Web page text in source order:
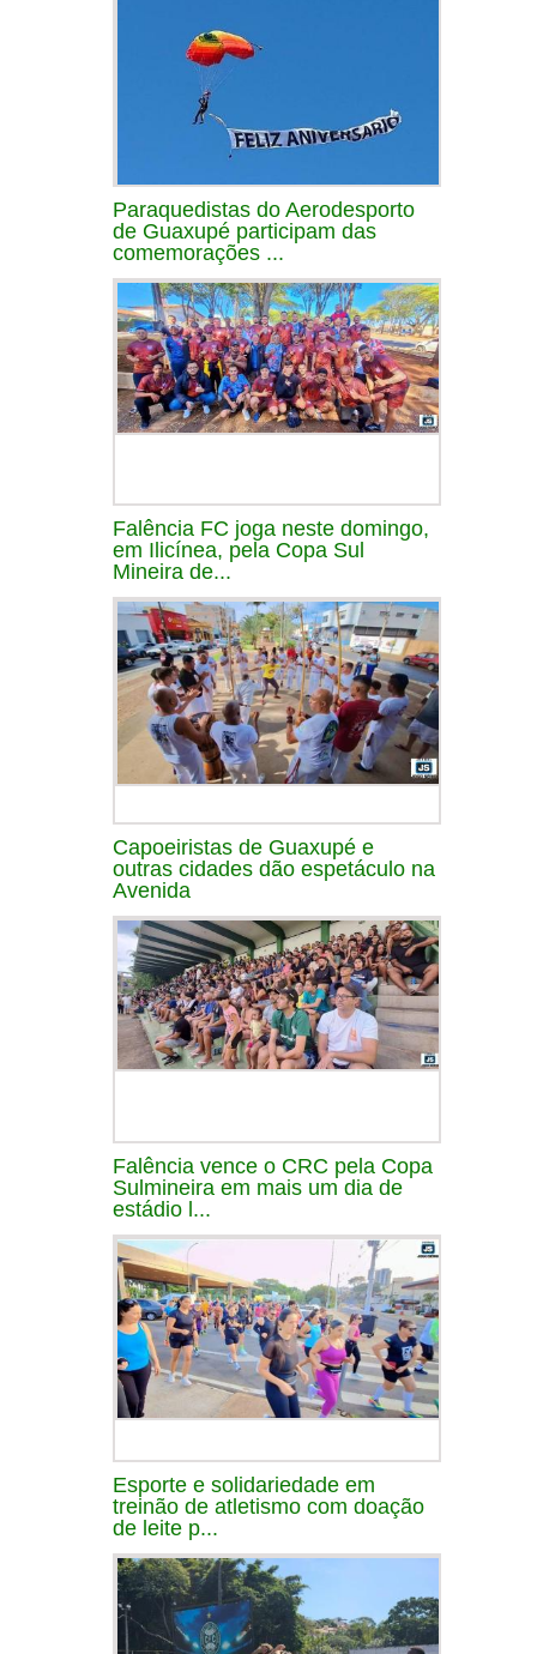
Paraquedistas do Aerodesporto
de Guaxupé participam das
comemorações ...
Falência FC joga neste domingo,
em Ilicínea, pela Copa Sul
Mineira de...
Capoeiristas de Guaxupé e
outras cidades dão espetáculo na
Avenida
Falência vence o CRC pela Copa
Sulmineira em mais um dia de
estádio l...
Esporte e solidariedade em
treinão de atletismo com doação
de leite p...